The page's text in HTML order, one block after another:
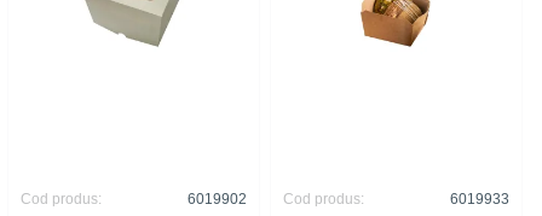
Cod produs: 6019902 Cod produs: 6019933